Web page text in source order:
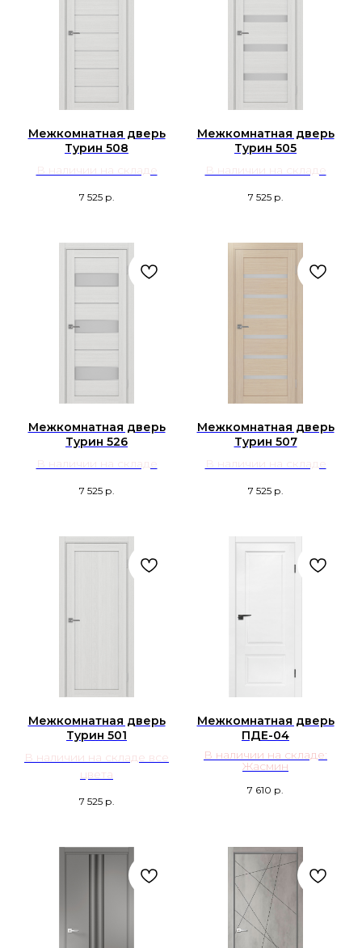
Межкомнатная дверь
Турин 508
В наличии на складе
7 525 р.
Межкомнатная дверь
Турин 505
В наличии на складе
7 525 р.
Межкомнатная дверь
Турин 526
В наличии на складе
7 525 р.
Межкомнатная дверь
Турин 507
В наличии на складе
7 525 р.
Межкомнатная дверь
Турин 501
В наличии на складе все
цвета
7 525 р.
Межкомнатная дверь
ПДЕ-04
В наличии на складе:
Жасмин
7 610 р.